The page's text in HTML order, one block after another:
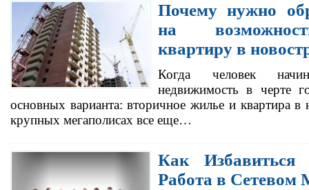
Почему нужно
на
квартиру в
Когда человек
недвижимость в черте
основных варианта: вторичное жилье и квартира в
крупных мегаполисах все еще…
Как
Работа в Сетевом